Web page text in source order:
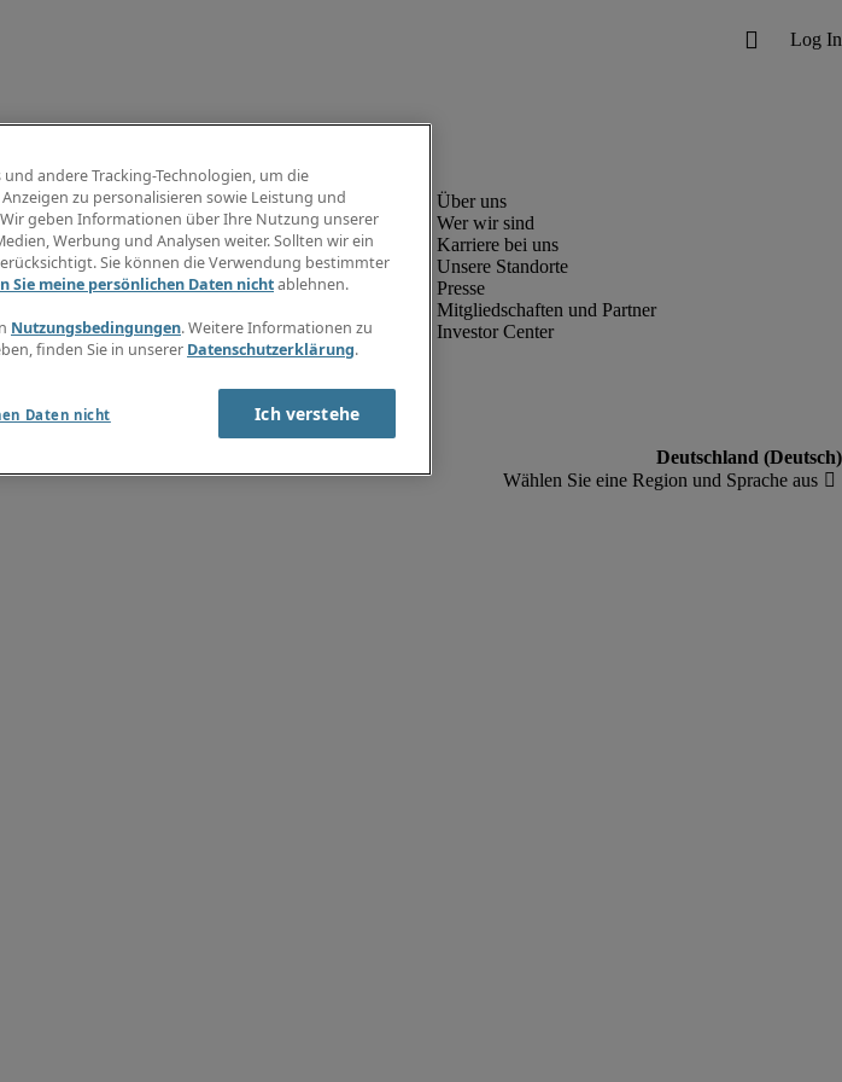
Info Center
Jobübersicht
Gehaltsübersicht
E-Learning
Wer wir sind
Karriere bei uns
Unsere Standorte
Presse
Mitgliedschaften und Partner
Investor Center
und andere Tracking-Technologien, um die
zu personalisieren sowie Leistung und
geben Informationen über Ihre Nutzung unserer
Werbung und Analysen weiter. Sollten wir ein
Sie können die Verwendung bestimmter
Sie meine persönlichen Daten nichtablehnen.
Nutzungsbedingungen. Weitere Informationen zu
finden Sie in unserer Datenschutzerklärung.
Daten nicht Ich verstehe